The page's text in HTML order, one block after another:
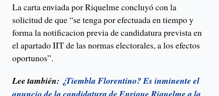
La carta enviada por Riquelme concluyó con la
solicitud de que “se tenga por efectuada en tiempo y
forma la notificacion previa de candidatura prevista en
el apartado IIT de las normas electorales, a los efectos
oportunos”.
Lee también: ¿Tiembla Florentino? Es inminente el